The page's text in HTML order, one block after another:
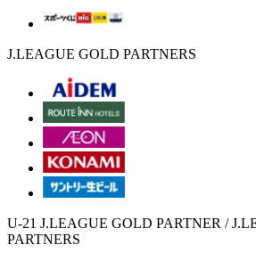
J.LEAGUE GOLD PARTNERS
U-21 J.LEAGUE GOLD PARTNER /
PARTNERS